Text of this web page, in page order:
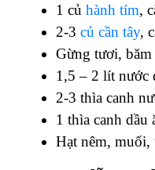
1 củ hành tím,
2-3 củ cần tây,
Gừng tươi, băm
1,5 – 2 lít nước
2-3 thìa canh
1 thìa canh dầu
Hạt nêm, muối,